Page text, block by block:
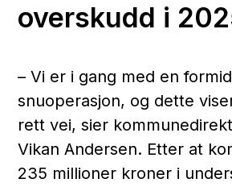
overskudd i
– Vi er i gang med en
snuoperasjon, og dette
rett vei, sier
Vikan Andersen. Etter at
235 millioner kroner i